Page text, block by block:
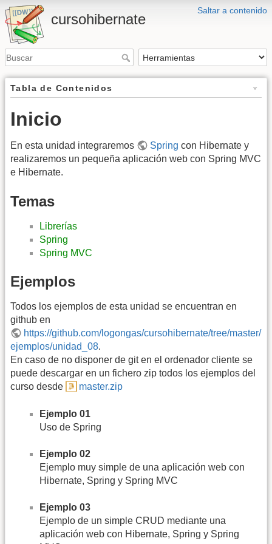
Saltar a contenido
cursohibernate
Tabla de Contenidos
Inicio
En esta unidad integraremos Spring con Hibernate y
realizaremos un pequeña aplicación web con Spring MVC
e Hibernate.
Temas
Librerías
Spring
Spring MVC
Ejemplos
Todos los ejemplos de esta unidad se encuentran en
github en
https://github.com/logongas/cursohibernate/tree/master/
ejemplos/unidad_08.
En caso de no disponer de git en el ordenador cliente se
puede descargar en un fichero zip todos los ejemplos del
curso desde
master.zip
Ejemplo 01
Uso de Spring
Ejemplo 02
Ejemplo muy simple de una aplicación web con
Hibernate, Spring y Spring MVC
Ejemplo 03
Ejemplo de un simple CRUD mediante una
aplicación web con Hibernate, Spring y Spring